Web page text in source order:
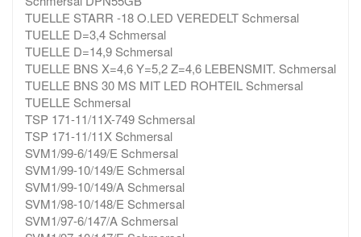
TUELLE STARR -18 O.LED VEREDELT Schmersal
TUELLE D=3,4 Schmersal
TUELLE D=14,9 Schmersal
TUELLE BNS X=4,6 Y=5,2 Z=4,6 LEBENSMIT. Schmersal
TUELLE BNS 30 MS MIT LED ROHTEIL Schmersal
TUELLE Schmersal
TSP 171-11/11X-749 Schmersal
TSP 171-11/11X Schmersal
SVM1/99-6/149/E Schmersal
SVM1/99-10/149/E Schmersal
SVM1/99-10/149/A Schmersal
SVM1/98-10/148/E Schmersal
SVM1/97-6/147/A Schmersal